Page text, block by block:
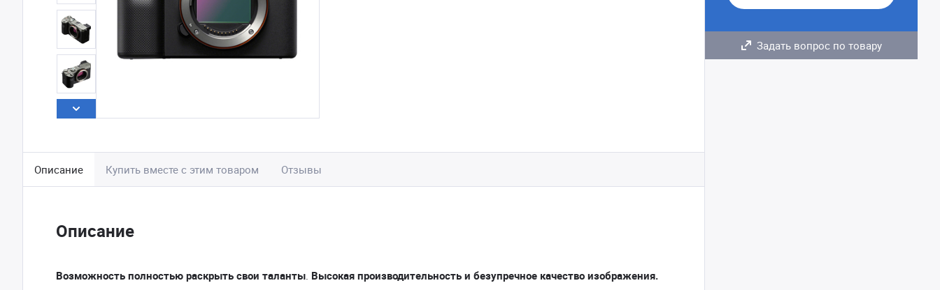
Описание Купить вместе с этим товаром Отзывы
Описание
Возможность полностью раскрыть свои таланты. Высокая производительность и безупречное качество изображения.
Задать вопрос по товару